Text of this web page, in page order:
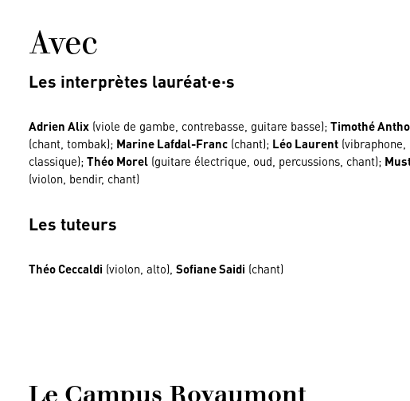
Avec
Les interprètes lauréat·e·s
Adrien Alix (viole de gambe, contrebasse, guitare basse);Timothé
(chant, tombak); Marine Lafdal-Franc (chant); Léo Laurent
classique);Théo Morel (guitare électrique, oud, percussions, chant);
(violon, bendir, chant)
Les tuteurs
Théo Ceccaldi (violon, alto),Sofiane Saidi (chant)
Le Campus Royaumont